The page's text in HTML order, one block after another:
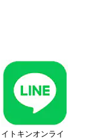
イトキンオンライ